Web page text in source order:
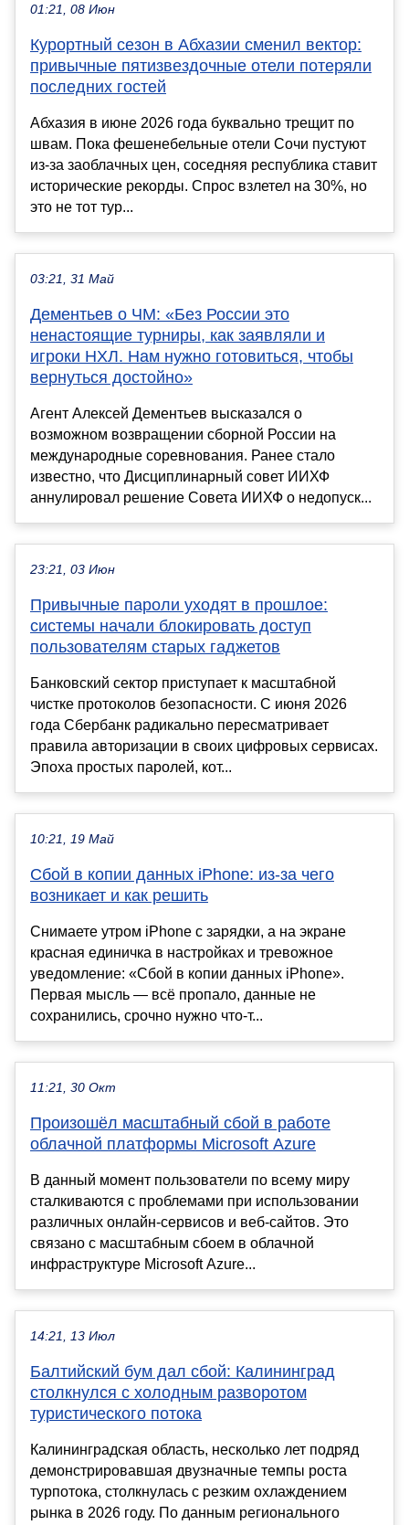
01:21, 08 Июн
Курортный сезон в Абхазии сменил вектор:
привычные пятизвездочные отели потеряли
последних гостей
Абхазия в июне 2026 года буквально трещит по
швам. Пока фешенебельные отели Сочи пустуют
из-за заоблачных цен, соседняя республика ставит
исторические рекорды. Спрос взлетел на 30%, но
это не тот тур...
03:21, 31 Май
Дементьев о ЧМ: «Без России это
ненастоящие турниры, как заявляли и
игроки НХЛ. Нам нужно готовиться, чтобы
вернуться достойно»
Агент Алексей Дементьев высказался о
возможном возвращении сборной России на
международные соревнования. Ранее стало
известно, что Дисциплинарный совет ИИХФ
аннулировал решение Совета ИИХФ о недопуск...
23:21, 03 Июн
Привычные пароли уходят в прошлое:
системы начали блокировать доступ
пользователям старых гаджетов
Банковский сектор приступает к масштабной
чистке протоколов безопасности. С июня 2026
года Сбербанк радикально пересматривает
правила авторизации в своих цифровых сервисах.
Эпоха простых паролей, кот...
10:21, 19 Май
Сбой в копии данных iPhone: из-за чего
возникает и как решить
Снимаете утром iPhone с зарядки, а на экране
красная единичка в настройках и тревожное
уведомление: «Сбой в копии данных iPhone».
Первая мысль — всё пропало, данные не
сохранились, срочно нужно что-т...
11:21, 30 Окт
Произошёл масштабный сбой в работе
облачной платформы Microsoft Azure
В данный момент пользователи по всему миру
сталкиваются с проблемами при использовании
различных онлайн-сервисов и веб-сайтов. Это
связано с масштабным сбоем в облачной
инфраструктуре Microsoft Azure...
14:21, 13 Июл
Балтийский бум дал сбой: Калининград
столкнулся с холодным разворотом
туристического потока
Калининградская область, несколько лет подряд
демонстрировавшая двузначные темпы роста
турпотока, столкнулась с резким охлаждением
рынка в 2026 году. По данным регионального